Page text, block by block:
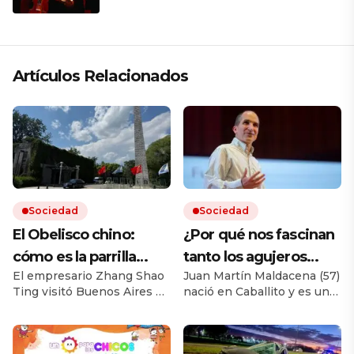
Artículos Relacionados
Sociedad
El Obelisco chino:
cómo es la parrilla
argentina más grande
de Asia y la curiosa
historia de su dueño
El empresario Zhang Shao
Ting visitó Buenos Aires en
país. En 2004 abrió un
restaurante en Beijing que
Sociedad
¿Por qué nos fascinan
tanto los agujeros
negros?: el genio
argentino que es un
“rockstar” tiene una
respuesta
Juan Martín Maldacena (57)
nació en Caballito y es uno
prestigiosos del mundo. En
menos de una semana